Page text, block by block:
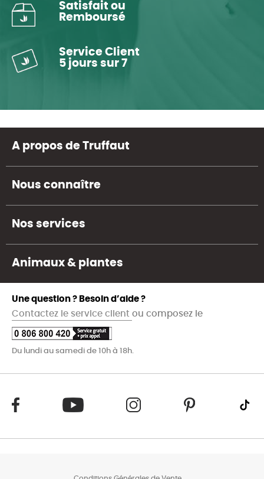
Satisfait ou
Remboursé
Service Client
5 jours sur 7
A propos de Truffaut
Nous connaître
Nos services
Animaux & plantes
Une question ? Besoin d’aide ?
Contactez le service client ou composez le
Du lundi au samedi de 10h à 18h.